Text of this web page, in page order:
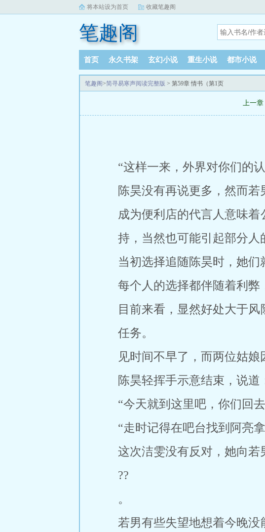
将本站设为首页 收藏笔趣阁
笔趣阁
首页 永久书架 玄幻小说 重生小说 都市小说
笔趣阁>简寻易寒声阅读完整版 > 第59章 情书（第1页
上一章
“这样一来，外界对你们的
陈昊没有再说更多，然而若
成为便利店的代言人意味
持，当然也可能引起部分人
当初选择追随陈昊时，她们
每个人的选择都伴随着利弊
目前来看，显然好处大于
任务。
见时间不早了，而两位姑娘
陈昊轻挥手示意结束，说道
“今天就到这里吧，你们回
“走时记得在吧台找到阿亮
这次洁雯没有反对，她向
??
。
若男有些失望地想着今晚